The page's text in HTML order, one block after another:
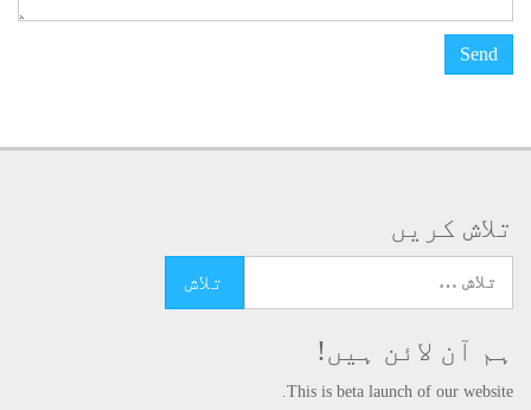
تلاش کریں
ہم آن لائن ہیں!
This is beta launch of our website.